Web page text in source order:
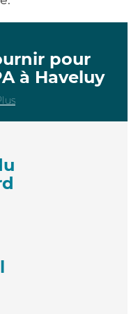
pour
à Haveluy